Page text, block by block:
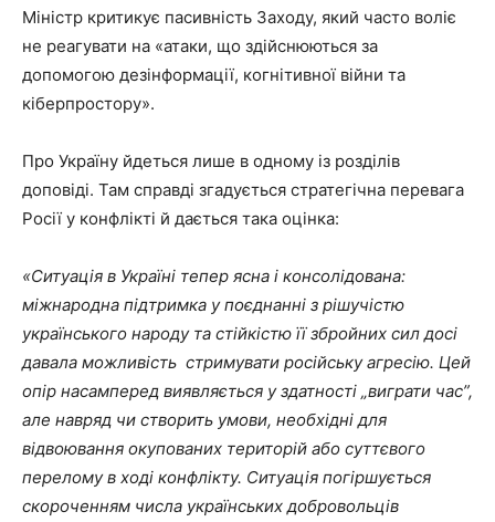
Міністр критикує пасивність Заходу, який часто воліє
не реагувати на «атаки, що здійснюються за
допомогою дезінформації, когнітивної війни та
кіберпростору».
Про Україну йдеться лише в одному із розділів
доповіді. Там справді згадується стратегічна перевага
Росії у конфлікті й дається така оцінка:
«Ситуація в Україні тепер ясна і консолідована:
міжнародна підтримка у поєднанні з рішучістю
українського народу та стійкістю її збройних сил досі
давала можливість стримувати російську агресію. Цей
опір насамперед виявляється у здатності „виграти час”,
але навряд чи створить умови, необхідні для
відвоювання окупованих територій або суттєвого
перелому в ході конфлікту. Ситуація погіршується
скороченням числа українських добровольців